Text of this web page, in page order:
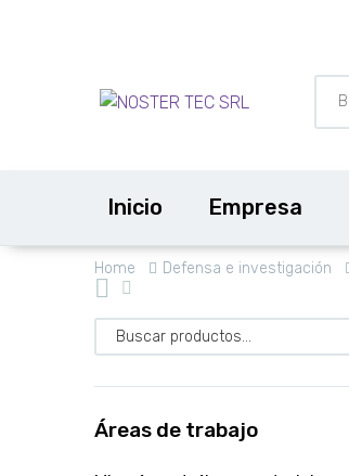
Inicio Empresa
Home Defensa e investigación
Áreas de trabajo